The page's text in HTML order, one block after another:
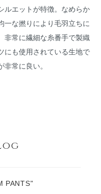
ルエットが特徴。なめらか
一な撚りにより毛羽立ちに
非常に繊細な糸番手で製織
にも使用されている生地で
常に良い。
PANTS"